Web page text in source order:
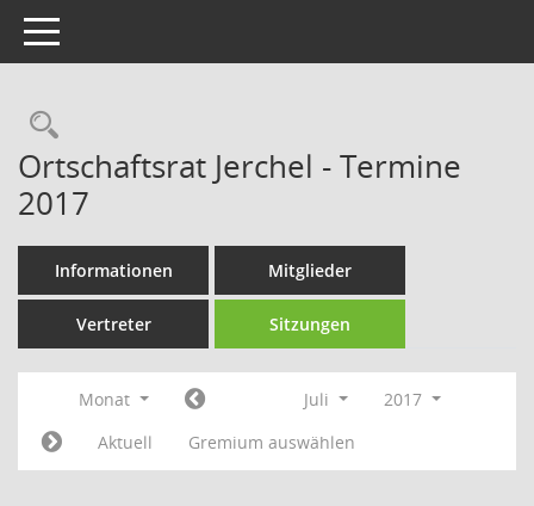
Toggle navigation
Rechercheauswahl
Ortschaftsrat Jerchel - Termine
2017
Informationen Mitglieder
Vertreter Sitzungen
Monat Juli
2017
Aktuell
Gremium auswählen